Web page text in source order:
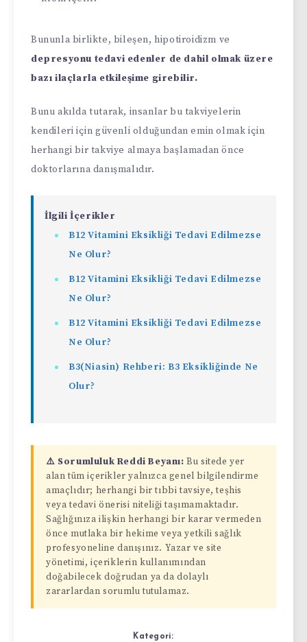
Bununla birlikte, bileşen, hipotiroidizm ve
depresyonu tedavi edenler de dahil olmak üzere
bazı ilaçlarla etkileşime girebilir.
Bunu akılda tutarak, insanlar bu takviyelerin
kendileri için güvenli olduğundan emin olmak için
herhangi bir takviye almaya başlamadan önce
doktorlarına danışmalıdır.
İlgili İçerikler
B12 Vitamini Eksikliği Tedavi Edilmezse
Ne Olur?
B12 Vitamini Eksikliği Tedavi Edilmezse
Ne Olur?
B12 Vitamini Eksikliği Tedavi Edilmezse
Ne Olur?
B3(Niasin) Rehberi: B3 Eksikliğinde Ne
Olur?
⚠️ Sorumluluk Reddi Beyanı: Bu sitede yer
alan tüm içerikler yalnızca genel bilgilendirme
amaçlıdır; herhangi bir tıbbi tavsiye, teşhis
veya tedavi önerisi niteliği taşımamaktadır.
Sağlığınıza ilişkin herhangi bir karar vermeden
önce mutlaka bir hekime veya yetkili sağlık
profesyoneline danışınız. Yazar ve site
yönetimi, içeriklerin kullanımından
doğabilecek doğrudan ya da dolaylı
zararlardan sorumlu tutulamaz.
Kategori: